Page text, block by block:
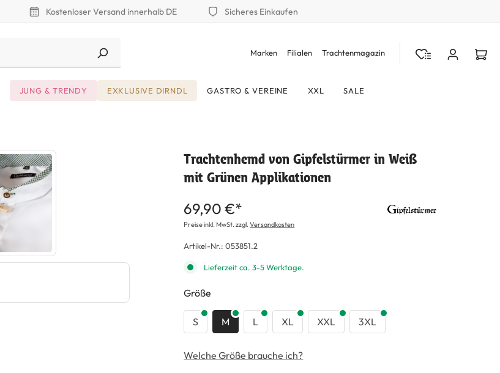
Kostenloser Versand innerhalb DE Sicheres Einkaufen
Marken Filialen Trachtenmagazin
JUNG & TRENDY EXKLUSIVE DIRNDL GASTRO & VEREINE XXL SALE
Trachtenhemd von Gipfelstürmer in Weiß
mit Grünen Applikationen
69,90 €*
Preise inkl. MwSt. zzgl.Versandkosten
Artikel-Nr.:053851.2
Lieferzeit ca. 3-5 Werktage.
Größe
S M L XL XXL 3XL
Welche Größe brauche ich?